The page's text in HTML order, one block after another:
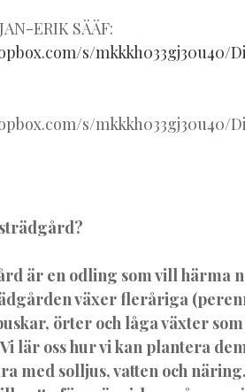
ERIK SÄÄF:
s/mkkkh033gj30u40/
s/mkkkh033gj30u40/
är en odling som vill härma
växer fleråriga
örter och låga växter
lär oss hur vi kan plantera
med solljus, vatten och